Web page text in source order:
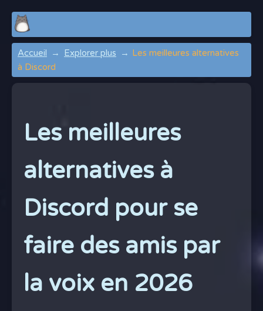
Accueil Explorer plus
Les meilleures alternatives
à Discord
Les meilleures
alternatives à
Discord pour se
faire des amis par
la voix en 2026